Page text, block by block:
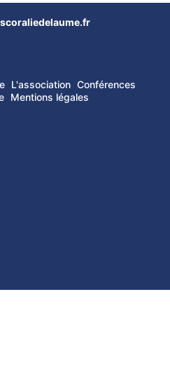
L'association Conférences
Mentions légales